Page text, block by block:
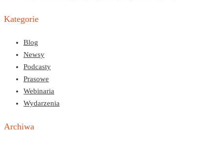
Kategorie
Blog
Newsy
Podcasty
Prasowe
Webinaria
Wydarzenia
Archiwa